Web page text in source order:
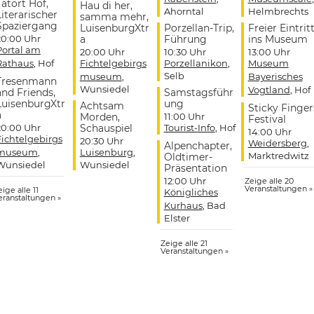
Hof,
Uhr
am
, Hof
Friends,
Uhr
,
alle 11
»
Hau di her,
samma mehr,
LuisenburgXtr
a
20:00 Uhr
Fichtelgebirgs
museum,
Wunsiedel
Achtsam
Morden,
Schauspiel
20:30 Uhr
Luisenburg,
Wunsiedel
Ahorntal
Porzellan-Trip,
Führung
10:30 Uhr
Porzellanikon,
Selb
Samstagsführ
ung
11:00 Uhr
Tourist-Info, Hof
Alpenchapter,
Oldtimer-
Präsentation
12:00 Uhr
Königliches
Kurhaus, Bad
Elster
Zeige alle 21
Veranstaltungen »
Helmbrechts
Freier Eintritt
ins Museum
13:00 Uhr
Museum
Bayerisches
Vogtland, Hof
Sticky
Festival
14:00 Uhr
Weidersberg,
Marktredwitz
Zeige alle 20
Veranstaltungen »